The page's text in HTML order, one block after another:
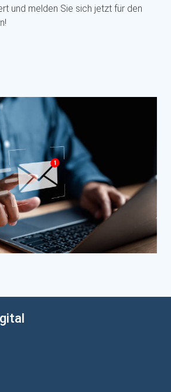
und melden Sie sich jetzt für den